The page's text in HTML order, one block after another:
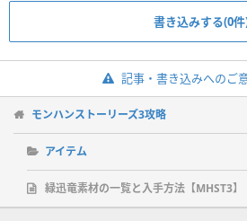
書き込みする(0
記事・書き込みへのご
モンハンストーリーズ3攻略
アイテム
緑迅竜素材の一覧と入手方法【MHST3】